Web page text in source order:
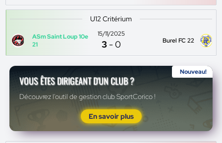
U12 Critérium
ASm Saint Loup 10e
21
15/11/2025
3 -0 Burel FC 22
Nouveau!
VOUS ÊTES DIRIGEANT D'UN CLUB ?
Découvrez l'outil de gestion club SportCorico !
En savoir plus